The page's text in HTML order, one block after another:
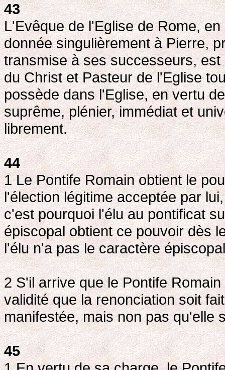
43
L'Evêque de l'Eglise de Rome,
donnée singulièrement à Pierre,
transmise à ses successeurs,
du Christ et Pasteur de l'Eglise
possède dans l'Eglise, en vertu
suprême, plénier, immédiat et
librement.
44
1 Le Pontife Romain obtient le
l'élection légitime acceptée par
c'est pourquoi l'élu au pontificat
épiscopal obtient ce pouvoir dès
l'élu n'a pas le caractère
2 S'il arrive que le Pontife
validité que la renonciation soit
manifestée, mais non pas qu'elle
45